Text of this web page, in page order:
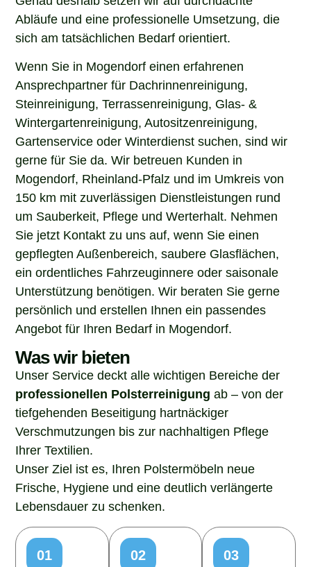
Abläufe und eine professionelle Umsetzung, die
sich am tatsächlichen Bedarf orientiert.
Wenn Sie in Mogendorf einen erfahrenen
Ansprechpartner für Dachrinnenreinigung,
Steinreinigung, Terrassenreinigung, Glas- &
Wintergartenreinigung, Autositzenreinigung,
Gartenservice oder Winterdienst suchen, sind wir
gerne für Sie da. Wir betreuen Kunden in
Mogendorf, Rheinland-Pfalz und im Umkreis von
150 km mit zuverlässigen Dienstleistungen rund
um Sauberkeit, Pflege und Werterhalt. Nehmen
Sie jetzt Kontakt zu uns auf, wenn Sie einen
gepflegten Außenbereich, saubere Glasflächen,
ein ordentliches Fahrzeuginnere oder saisonale
Unterstützung benötigen. Wir beraten Sie gerne
persönlich und erstellen Ihnen ein passendes
Angebot für Ihren Bedarf in Mogendorf.
Was wir bieten
Unser Service deckt alle wichtigen Bereiche der
professionellen Polsterreinigung ab – von der
tiefgehenden Beseitigung hartnäckiger
Verschmutzungen bis zur nachhaltigen Pflege
Ihrer Textilien.
Unser Ziel ist es, Ihren Polstermöbeln neue
Frische, Hygiene und eine deutlich verlängerte
Lebensdauer zu schenken.
01
02
03